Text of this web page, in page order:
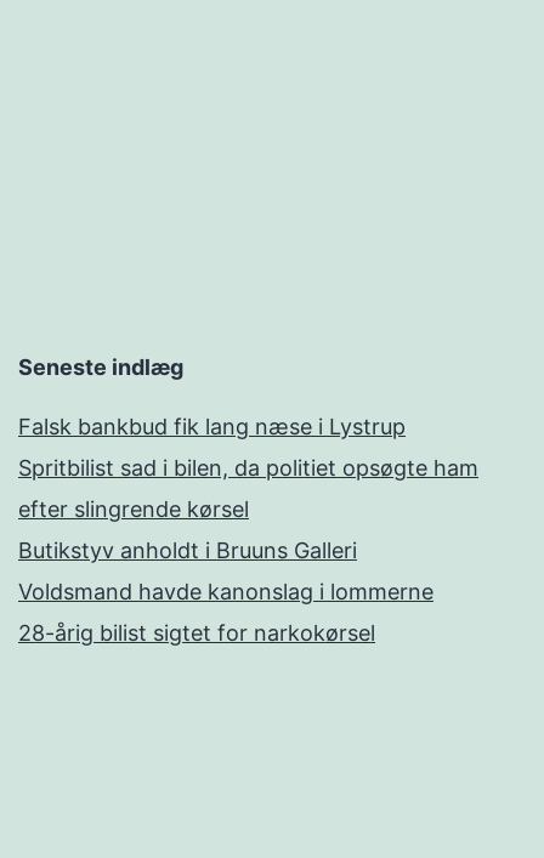
Seneste indlæg
Falsk bankbud fik lang næse i Lystrup
Spritbilist sad i bilen, da politiet opsøgte ham
efter slingrende kørsel
Butikstyv anholdt i Bruuns Galleri
Voldsmand havde kanonslag i lommerne
28-årig bilist sigtet for narkokørsel